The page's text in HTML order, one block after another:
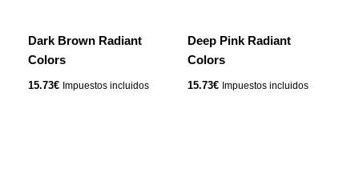
Dark Brown Radiant
Colors
15.73€ Impuestos incluidos
Deep Pink Radiant
Colors
15.73€ Impuestos incluidos